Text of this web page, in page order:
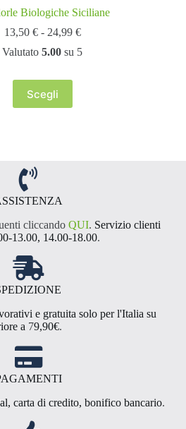
Biologiche Siciliane
13,50 € - 24,99 €Fascia
prezzo:
Valutato 5.00 su 5
Scegli
Questo
prodotto
essere
nella
pagina
prodotto
cliccando QUI. Servizio clienti
13.00, 14.00-18.00.
e gratuita solo per l'Italia su
a 79,90€.
carta di credito, bonifico bancario.